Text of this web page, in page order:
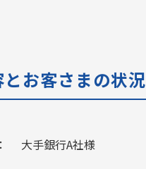
お客さまの状況
： 大手銀行A社様